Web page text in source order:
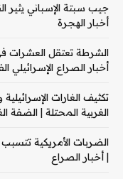
جيب سبتة الإسباني يثير
أخبار الهجرة
الشرطة تعتقل العشرات
أخبار الصراع الإسرائيلي
تكثيف الغارات
الغربية المحتلة | الضفة
الضربات الأمريكية
| أخبار الصراع